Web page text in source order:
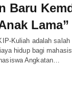
Baru
Lama”
Kuliah adalah
hidup bagi
Angkatan…